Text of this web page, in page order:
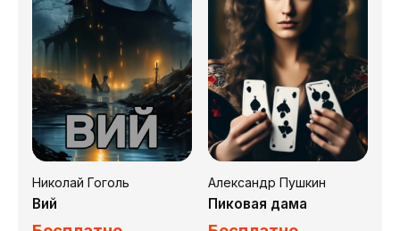
Николай Гоголь
Вий
Александр Пушкин
Пиковая дама